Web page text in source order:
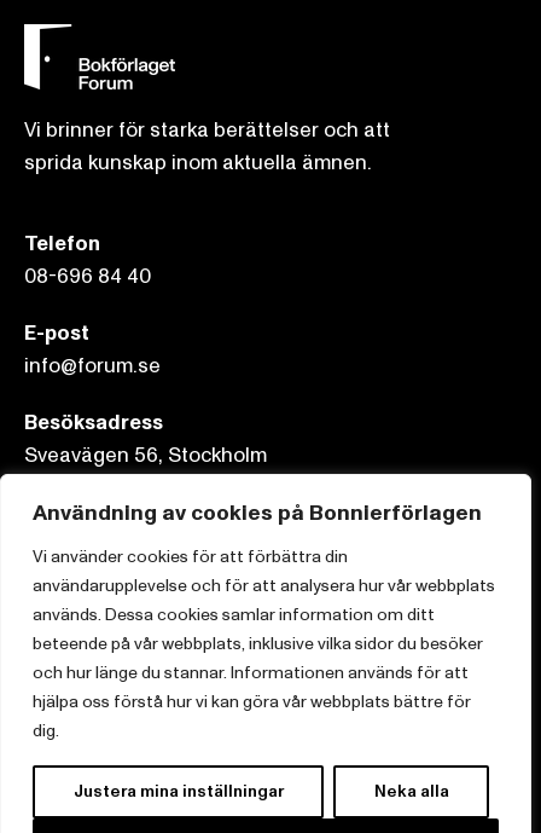
Användning av cookies på Bonnierförlagen
Vi använder cookies för att förbättra din
användarupplevelse och för att analysera hur vår webbplats
används. Dessa cookies samlar information om ditt
beteende på vår webbplats, inklusive vilka sidor du besöker
och hur länge du stannar. Informationen används för att
hjälpa oss förstå hur vi kan göra vår webbplats bättre för
dig.
Justera mina inställningar Neka alla
Vi brinner för starka berättelser och att
sprida kunskap inom aktuella ämnen.
Telefon
08-696 84 40
E-post
info@forum.se
Besöksadress
Sveavägen 56, Stockholm
Postadress
Box 3159, 103 63 Stockholm
Om Bonnierförlagen
Cookies
Integritetspolicy